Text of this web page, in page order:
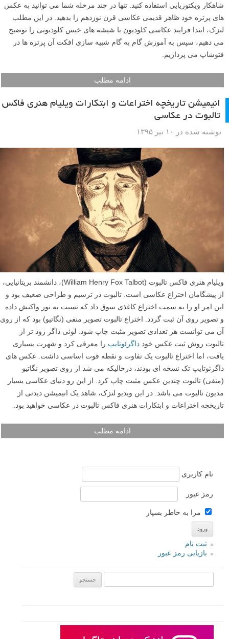
شاهکار ویکتوریایی استفاده کنید. تنها در چند مرحله شما می توانید به عکس
های پرتره خود ظاهر قدیمی عکاسی قرن نوزدهم را بدهید. در این مطلب
لنزک، ابتدا فرایند عکاسی کلودیون با شیشه های خیس کلودیونی را توضیح
می دهیم، سپس به آموزش گام به گام شبیه سازی افکت آن پرتره ها در
فتوشاپ می پردازیم.
ادامه مطلب
انیمیشن تاریخچه اختراعات و ابتکارات ویلیام هنری فاکس
تالبوت در عکاسی
نوشته شده در ۱۰ تیر ۱۳۹۵
ویلیام هنری فاکس تالبوت (William Henry Fox Talbot)، دانشمند بریتانیایی،
از پیشگامان اختراع عکاسی است. تالبوت در ترسیم و طراحی ضعیف بود و
این امر او را به سمت اختراع کاغذی سوق داد که نسبت به نور واکنش داده
و تصویر روی آن ثبت گردد. اختراع تالبوت تصویر منفی (نگاتیو) بود که از روی
آن می توانست هر تعدادی تصویر مثبت چاپ شود. لوئی داگر زود تر از
تالبوت روش ثبت عکس خود داگرئوتایپ را معرفی کرد و شهرت بسیاری
یافت، اما اختراع تالبوت یک تفاوت و نقطه قوت اساسی داشت. عکس های
داگرئوتایپ تک نسخه ای بودند، درحالیکه می شد از روی تصویر نگاتیو
(منفی) تالبوت چندین عکس مثبت چاپ کرد. از این رو دنیای عکاسی بسیار
مدیون تالبوت می باشد. در این ویدیو لنزک، شاهد یک انیمیشن دیدنی از
تاریخچه اختراعات و ابتکارات هنری فاکس تالبوت در عکاسی خواهید بود.
ادامه مطلب
نام کاربری
رمز عبور
مرا به خاطر بسپار
ثبت نام
بازیابی رمز عبور